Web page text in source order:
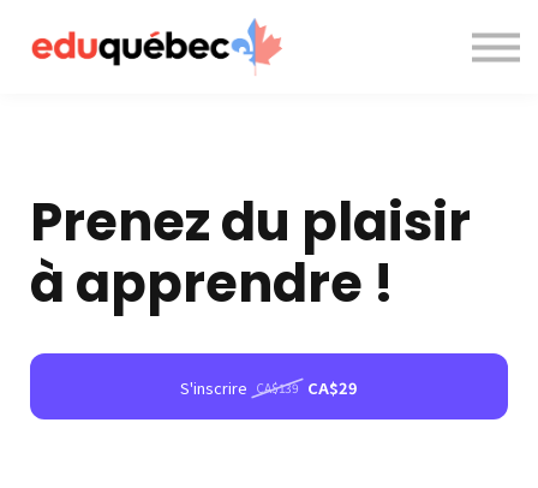
A propos de nous
Nous contacter
Prenez du plaisir
à apprendre !
S'inscrire CA$139 CA$29